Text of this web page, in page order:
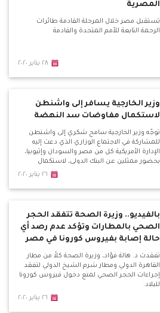
المصرية
تستقبل مصر خلال المرحلة القادمة طائرات
الرحمة التابعة للأمم المتحدة والقادمة
٢٨ يناير ٢٠٢٠
وزير الخارجية يسافر إلى واشنطن
لاستكمال مفاوضات سد النهضة
توجّه وزير الخارجية سامح شكري إلى واشنطن
للمشاركة في الاجتماع الوزاري الذي دعت إليه
الإدارة الأمريكية كل من مصر والسودان وإثيوبيا،
بحضور ممثلين عن البنك الدولي، لاستكمال
٢٦ يناير ٢٠٢٠
بالفيديو.. وزيرة الصحة تتفقد الحجر
الصحي بالمطارات وتؤكد عدم رصد أي
حالة إصابة بفيروس كورونا في مصر
تفقدت د. هالة فؤاد، وزيرة الصحة كلاً من مطار
القاهرة الدولي ومطار شرم الشيخ الدولي لتفقد
إجراءات الحجر الصحي لمنع دخول فيروس كورونا
للبلاد.
٢٦ يناير ٢٠٢٠